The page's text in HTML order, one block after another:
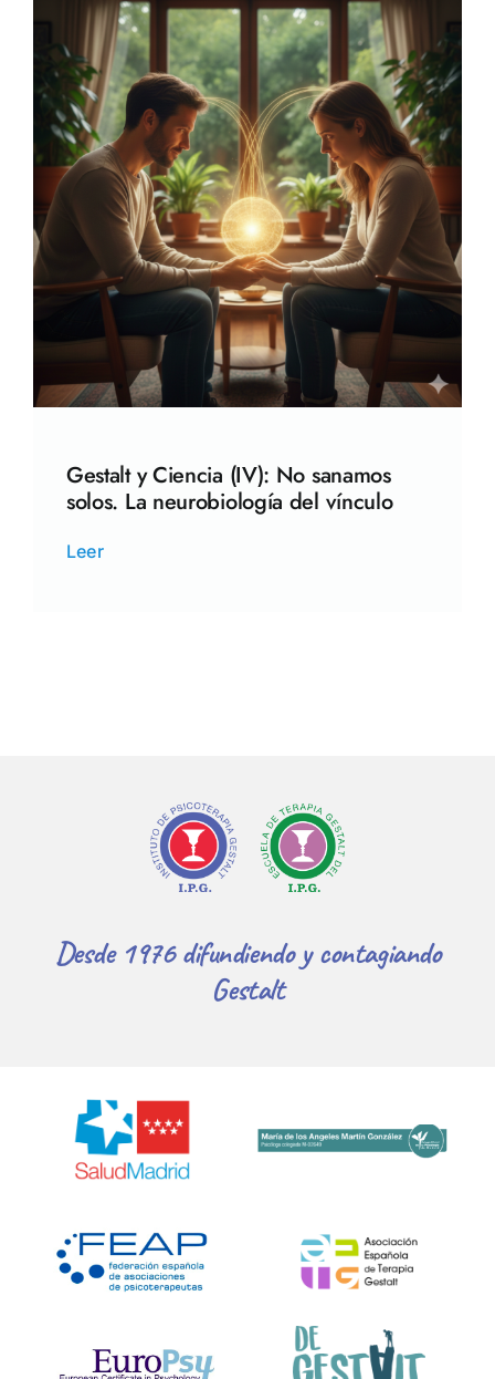
Gestalt y Ciencia (IV): No sanamos
solos. La neurobiología del vínculo
Leer
Desde 1976 difundiendo y contagiando
Gestalt